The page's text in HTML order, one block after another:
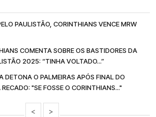
PAULISTÃO, CORINTHIANS VENCE MRW
COMENTA SOBRE OS BASTIDORES DA
2025: “TINHA VOLTADO...”
DETONA O PALMEIRAS APÓS FINAL DO
"SE FOSSE O CORINTHIANS..."
< >